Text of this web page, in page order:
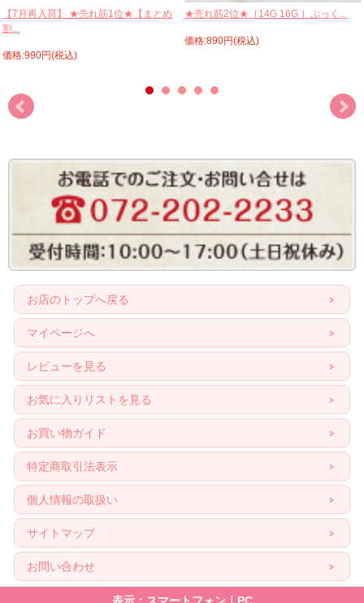
【7月再入荷】 ★売れ筋1位★【まとめ
割...
価格:990円(税込)
★売れ筋2位★［14G 16G ］ぷっく...
価格:890円(税込)
お店のトップへ戻る
マイページへ
レビューを見る
お気に入りリストを見る
お買い物ガイド
特定商取引法表示
個人情報の取扱い
サイトマップ
お問い合わせ